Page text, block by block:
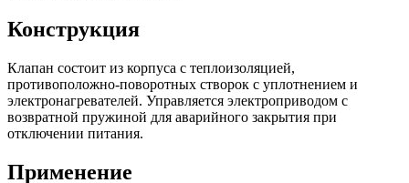
Конструкция
Клапан состоит из корпуса с теплоизоляцией,
противоположно-поворотных створок с уплотнением и
электронагревателей. Управляется электроприводом с
возвратной пружиной для аварийного закрытия при
отключении питания.
Применение